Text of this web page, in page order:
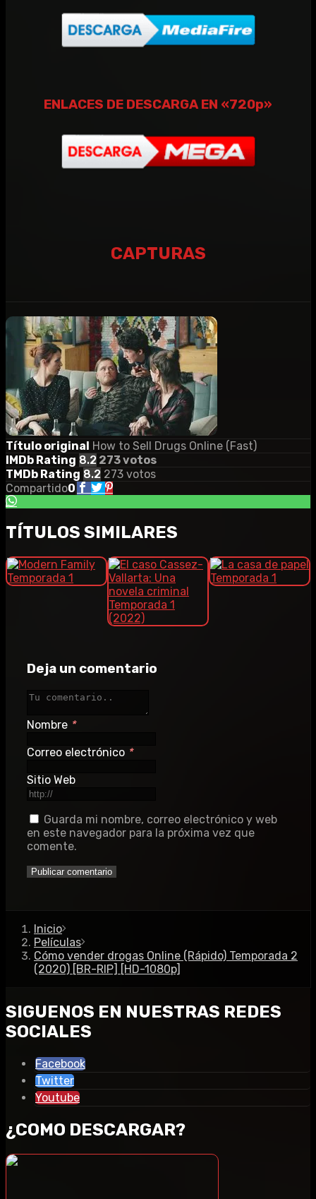
ENLACES DE DESCARGA EN «720p»
CAPTURAS
Título original
How to Sell Drugs Online (Fast)
IMDb Rating 8.2 273 votos
TMDb Rating 8.2 273 votos
Compartido0
TÍTULOS SIMILARES
Deja un comentario
Nombre *
Correo electrónico *
Sitio Web
Guarda mi nombre, correo electrónico y web
en este navegador para la próxima vez que
comente.
Inicio
Películas
Cómo vender drogas Online (Rápido) Temporada 2
(2020) [BR-RIP] [HD-1080p]
SIGUENOS EN NUESTRAS REDES
SOCIALES
Facebook
Twitter
Youtube
¿COMO DESCARGAR?